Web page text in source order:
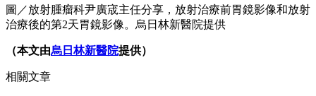
圖／放射腫瘤科尹廣宬主任分享，放射治療前胃鏡影像和放射
治療後的第2天胃鏡影像。烏日林新醫院提供
（本文由烏日林新醫院提供）
相關文章